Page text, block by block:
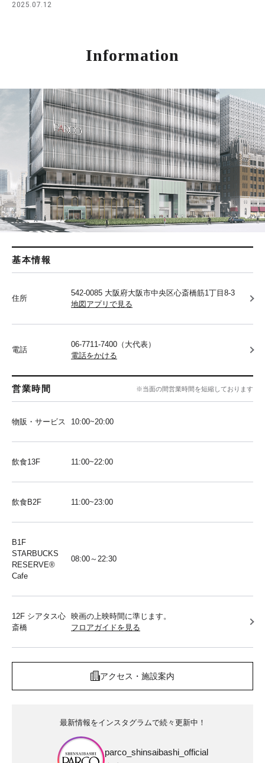
2025.07.12
Information
基本情報
住所
542-0085 大阪府大阪市中央区心斎橋筋1丁目8-3
地図アプリで見る
電話
06-7711-7400（大代表）
電話をかける
営業時間 ※当面の間営業時間を短縮しております
物販・サービス 10:00~20:00
飲食13F 11:00~22:00
飲食B2F 11:00~23:00
B1F
STARBUCKS
RESERVE®︎
Cafe
08:00～22:30
12F シアタス心
斎橋
映画の上映時間に準じます。
フロアガイドを見る
アクセス・施設案内
最新情報をインスタグラムで続々更新中！
parco_shinsaibashi_official